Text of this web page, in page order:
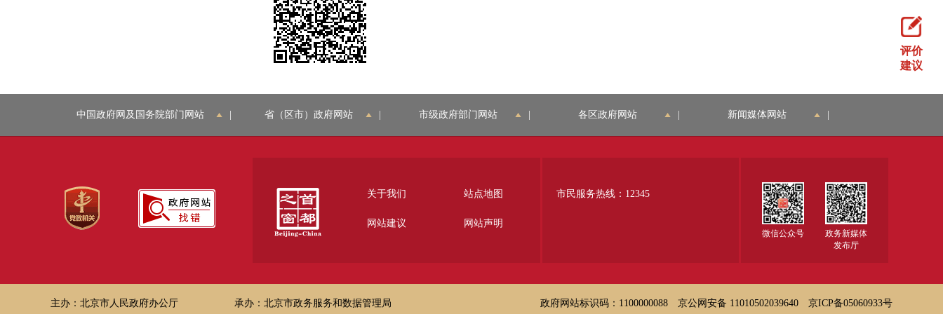
评价
建议
中国政府网及国务院部门网站 省（区市）政府网站 市级政府部门网站 各区政府网站 新闻媒体网站
关于我们 站点地图
网站建议 网站声明
市民服务热线：12345
微信公众号
政务新媒体
发布厅
主办：北京市人民政府办公厅 承办：北京市政务服务和数据管理局 政府网站标识码：1100000088 京公网安备 11010502039640 京ICP备05060933号